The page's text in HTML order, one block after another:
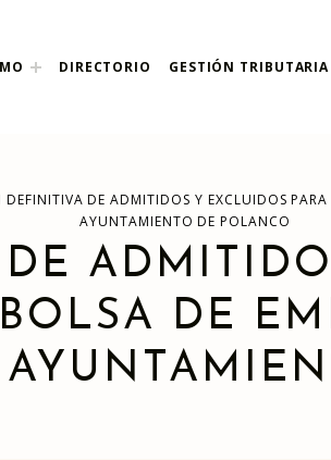
DIRECTORIO GESTIÓN TRIBUTARIA
DEFINITIVA DE ADMITIDOS Y EXCLUIDOS
AYUNTAMIENTO DE POLANCO
DE